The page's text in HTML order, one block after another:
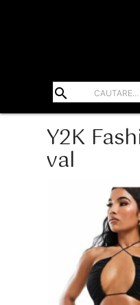
search
Y2K
val